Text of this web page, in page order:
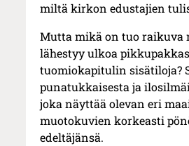
miltä kirkon edustajien
Mutta mikä on tuo raikuva
lähestyy ulkoa
tuomiokapitulin sisätiloja?
punatukkaisesta ja
joka näyttää olevan eri
muotokuvien korkeasti
edeltäjänsä.